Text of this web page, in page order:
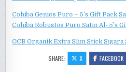
Cohiba Genios Puro – 5’s Gift Pack
Cohiba Robustos Puro Satın Al- 5’s
OCB Organik Extra Slim Stick
SHARE: X FACEBOOK